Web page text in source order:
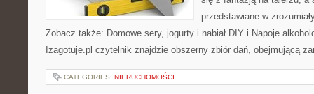
przedstawiane w
Zobacz także: Domowe sery, jogurty i nabiał DIY i Napoje
Izagotuje.pl czytelnik znajdzie obszerny zbiór dań, obejmującą
CATEGORIES: NIERUCHOMOŚCI